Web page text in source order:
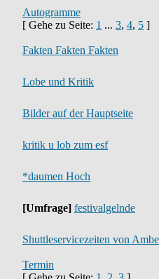
Autogramme
[ Gehe zu Seite: 1 ... 3, 4, 5 ]
Fakten Fakten Fakten
Lobe und Kritik
Bilder auf der Hauptseite
kritik u lob zum esf
*daumen Hoch
[Umfrage] festivalgelnde
Shuttleservicezeiten von
Termin